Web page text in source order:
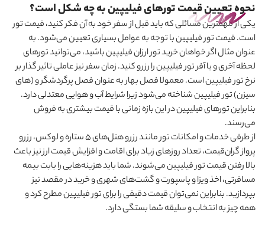
نحوه تعیین قیمت تورهای فیلیپین به چه شکل است؟
یکی از مهمترین مسائلی که باید قبل از سفر خود به آن فکر کنید، قیمت تور
است. قیمت تور فیلیپین با توجه به عوامل بسیاری تعیین میشود. به
عنوان مثال اگر خواهان خرید تور ارزان فیلیپین باشید، میتوانید تورهای
لحظه آخری و یا آفر تور فیلیپین را رزرو کنید. زمان سفر نیز عاملی تاثیر گذار بر
نرخ تور فیلیپین است. معمولا فصل بهار به عنوان فصل پرگردشگر و (های
سیزن) تور فیلیپین شناخته میشود زیرا شرایط آب و هوایی معتدلی دارد.
بنابراین تورهای فیلیپین در این بازه زمانی با قیمت بیشتری به فروش
می‌رسند.
از طرفی خدمات و امکانات تور مانند رزرو هتل‌های 5 ستاره و لوکس، رزرو
پرواز گران‌قیمت، تعداد روزهای زیاد برای اقامت و افزایش قیمت ارز نیز باعث
بالا رفتن قیمت تور فیلیپین میشوند. شما باید هزینه‌هایی را بابت بیمه
مسافرتی، اخذ ویزا و پاسپورت و گشت‌های شهری و خرید در مقصد نیز
بپردازید. بنابراین نمیتوان قیمت دقیقی را برای تور فیلیپین مطرح کرد و
همه چیز به انتخاب و سلیقه شما بستگی دارد.